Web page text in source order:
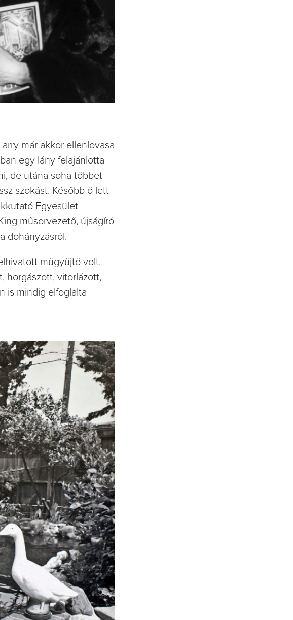
már akkor ellenlovasa
egy lány felajánlotta
de utána soha többet
szokást. Később ő lett
Egyesület
műsorvezető, újságíró
dohányzásról.
műgyűjtő volt.
horgászott, vitorlázott,
is mindig elfoglalta